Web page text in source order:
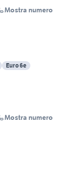
Mostra numero
Euro 6e
Mostra numero